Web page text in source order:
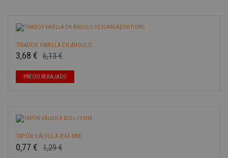
TIRADOR VARILLA EN ÁNGULO...
6,13 €
3,68 €
PRECIO REBAJADO
TAPÓN VÁLVULA Ø44 MM
1,29 €
0,77 €